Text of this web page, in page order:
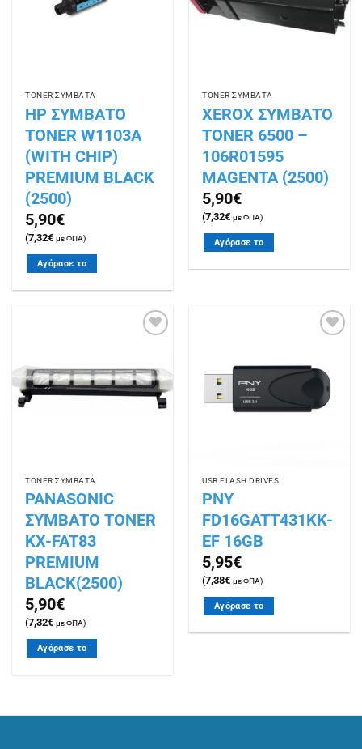
ΤΟΝΕR ΣΥΜΒΑΤΑ
HP ΣΥΜΒΑΤΟ
TONER W1103A
(WITH CHIP)
PREMIUM BLACK
(2500)
5,90€
(7,32€ με ΦΠΑ)
Αγόρασε το
ΤΟΝΕR ΣΥΜΒΑΤΑ
XEROX ΣΥΜΒΑΤΟ
TONER 6500 –
106R01595
MAGENTA (2500)
5,90€
(7,32€ με ΦΠΑ)
Αγόρασε το
λίστα
επιθυμιών
ΤΟΝΕR ΣΥΜΒΑΤΑ
PANASONIC
ΣΥΜΒΑΤΟ TONER
KX-FAT83
PREMIUM
BLACK(2500)
5,90€
(7,32€ με ΦΠΑ)
Αγόρασε το
λίστα
επιθυμιών
USB FLASH DRIVES
PNY
FD16GATT431KK-
EF 16GB
5,95€
(7,38€ με ΦΠΑ)
Αγόρασε το